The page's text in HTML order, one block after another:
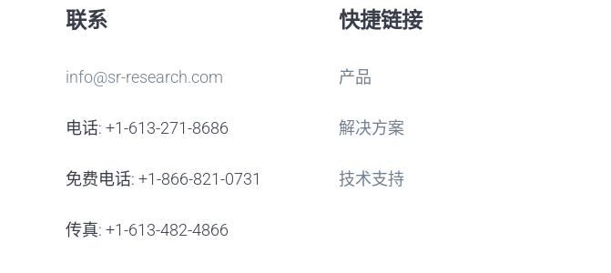
联系
info@sr-research.com
电话: +1-613-271-8686
免费电话: +1-866-821-0731
传真: +1-613-482-4866
快捷链接
产品
解决方案
技术支持